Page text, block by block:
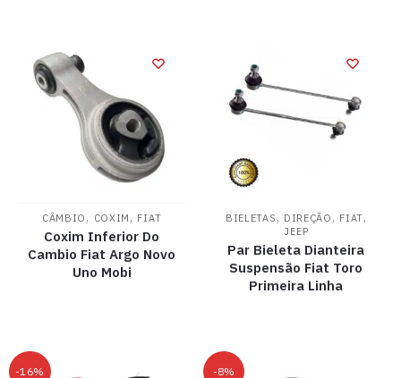
CÂMBIO , COXIM , FIAT
Coxim Inferior Do
Cambio Fiat Argo Novo
Uno Mobi
BIELETAS , DIREÇÃO , FIAT,
JEEP
Par Bieleta Dianteira
Suspensão Fiat Toro
Primeira Linha
-16% -8%